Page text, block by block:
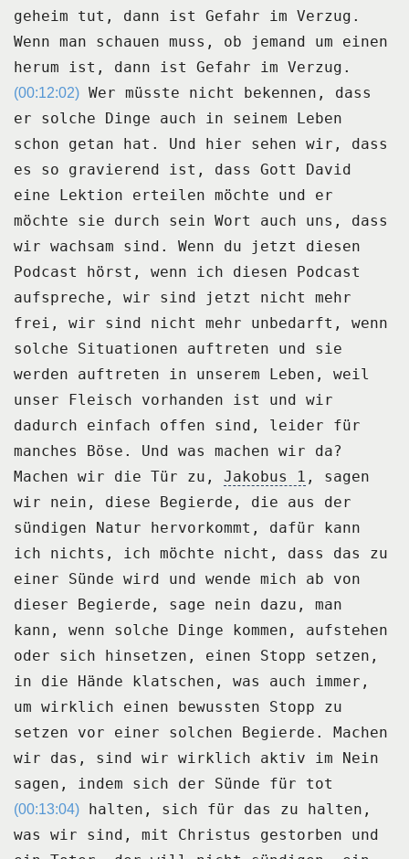
geheim tut, dann ist Gefahr im Verzug.
Wenn man schauen muss, ob jemand um einen
herum ist, dann ist Gefahr im Verzug.
(00:12:02) Wer müsste nicht bekennen, dass
er solche Dinge auch in seinem Leben
schon getan hat.
Und hier sehen wir, dass
es so gravierend ist, dass Gott David
eine Lektion erteilen möchte und er
möchte sie durch sein Wort auch uns, dass
wir wachsam sind.
Wenn du jetzt diesen
Podcast hörst, wenn ich diesen Podcast
aufspreche, wir sind jetzt
nicht mehr
frei, wir sind nicht mehr unbedarft, wenn
solche Situationen auftreten und sie
werden auftreten in unserem Leben, weil
unser Fleisch vorhanden ist und wir
dadurch einfach
offen sind, leider für
manches Böse.
Und was machen wir da?
Machen wir die Tür zu, Jakobus 1 , sagen
wir nein, diese Begierde, die aus der
sündigen
Natur hervorkommt, dafür kann
ich nichts, ich möchte nicht, dass das zu
einer Sünde wird und wende mich ab von
dieser Begierde, sage nein dazu, man
kann, wenn solche Dinge
kommen, aufstehen
oder sich hinsetzen, einen Stopp setzen,
in die Hände klatschen, was
auch immer,
um wirklich einen bewussten Stopp zu
setzen vor einer solchen Begierde.
Machen
wir das, sind wir wirklich aktiv im Nein
sagen, indem sich der Sünde für tot
(00:13:04)
halten, sich für das zu halten,
was wir sind, mit Christus gestorben und